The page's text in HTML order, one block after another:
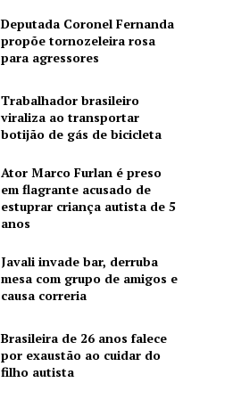
Deputada Coronel Fernanda
propõe tornozeleira rosa
para agressores
Trabalhador brasileiro
viraliza ao transportar
botijão de gás de bicicleta
Ator Marco Furlan é preso
em flagrante acusado de
estuprar criança autista de 5
anos
Javali invade bar, derruba
mesa com grupo de amigos e
causa correria
Brasileira de 26 anos falece
por exaustão ao cuidar do
filho autista